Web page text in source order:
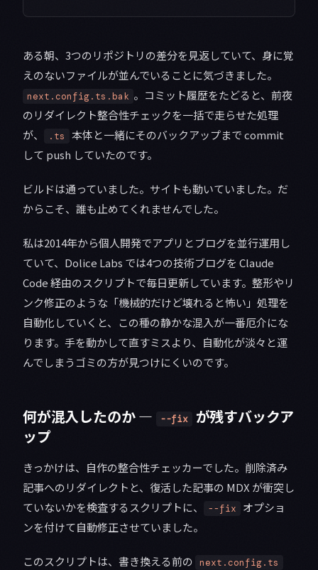
ある朝、3つのリポジトリの差分を見返していて、身に覚
えのないファイルが並んでいることに気づきました。
next.config.ts.bak 。コミット履歴をたどると、前夜
のリダイレクト整合性チェックを一括で走らせた処理
が、
.ts
本体と一緒にそのバックアップまで commit
して push していたのです。
ビルドは通っていました。サイトも動いていました。だ
からこそ、誰も止めてくれませんでした。
私は2014年から個人開発でアプリとブログを並行運用し
ていて、Dolice Labs では4つの技術ブログを Claude
Code 経由のスクリプトで毎日更新しています。整形やリ
ンク修正のような「機械的だけど壊れると怖い」処理を
自動化していくと、この種の静かな混入が一番厄介にな
ります。手を動かして直すミスより、自動化が淡々と運
んでしまうゴミの方が見つけにくいのです。
何が混入したのか — --fix
が残すバックア
ップ
きっかけは、自作の整合性チェッカーでした。削除済み
記事へのリダイレクトと、復活した記事の MDX が衝突し
ていないかを検査するスクリプトに、
--fix
オプショ
ンを付けて自動修正させていました。
このスクリプトは、書き換える前の next.config.ts